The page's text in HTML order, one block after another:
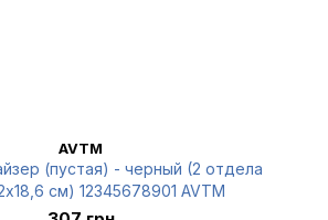
AVTM
(пустая) - черный (2 отдела
см) 12345678901 AVTM